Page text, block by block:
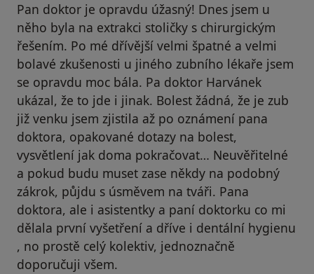
Pan doktor je opravdu úžasný! Dnes jsem u
něho byla na extrakci stoličky s chirurgickým
řešením. Po mé dřívější velmi špatné a velmi
bolavé zkušenosti u jiného zubního lékaře jsem
se opravdu moc bála. Pa doktor Harvánek
ukázal, že to jde i jinak. Bolest žádná, že je zub
již venku jsem zjistila až po oznámení pana
doktora, opakované dotazy na bolest,
vysvětlení jak doma pokračovat… Neuvěřitelné
a pokud budu muset zase někdy na podobný
zákrok, půjdu s úsměvem na tváři. Pana
doktora, ale i asistentky a paní doktorku co mi
dělala první vyšetření a dříve i dentální hygienu
, no prostě celý kolektiv, jednoznačně
doporučuji všem.